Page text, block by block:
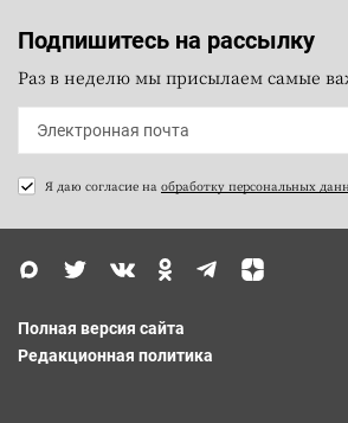
Подпишитесь на рассылку
Раз в неделю мы присылаем самые
Я даю согласие на обработку персональных
Полная версия сайта
Редакционная политика